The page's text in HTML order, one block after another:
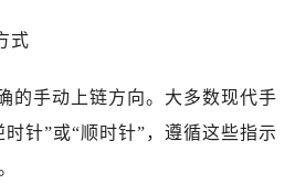
式
的手动上链方向。大多数现代手
针”或“顺时针”，遵循这些指示